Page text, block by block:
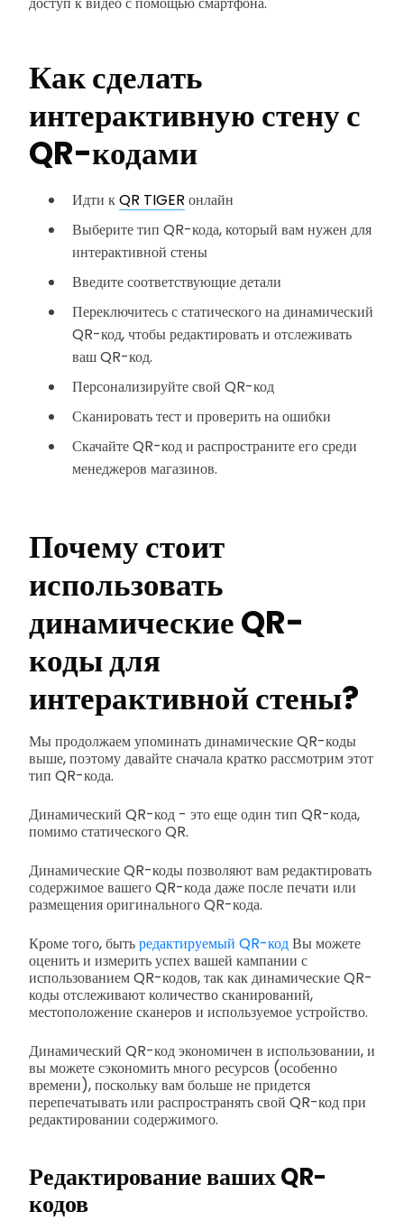
Как сделать
интерактивную стену с
QR-кодами
Идти кQR TIGER онлайн
Выберите тип QR-кода, который вам нужен для
интерактивной стены
Введите соответствующие детали
Переключитесь с статического на динамический
QR-код, чтобы редактировать и отслеживать
ваш QR-код.
Персонализируйте свой QR-код
Сканировать тест и проверить на ошибки
Скачайте QR-код и распространите его среди
менеджеров магазинов.
Почему стоит
использовать
динамические QR-
коды для
интерактивной стены?
Мы продолжаем упоминать динамические QR-коды
выше, поэтому давайте сначала кратко рассмотрим этот
тип QR-кода.
Динамический QR-код - это еще один тип QR-кода,
помимо статического QR.
Динамические QR-коды позволяют вам редактировать
содержимое вашего QR-кода даже после печати или
размещения оригинального QR-кода.
Кроме того, бытьредактируемый QR-кодВы можете
оценить и измерить успех вашей кампании с
использованием QR-кодов, так как динамические QR-
коды отслеживают количество сканирований,
местоположение сканеров и используемое устройство.
Динамический QR-код экономичен в использовании, и
вы можете сэкономить много ресурсов (особенно
времени), поскольку вам больше не придется
перепечатывать или распространять свой QR-код при
редактировании содержимого.
Редактирование ваших QR-
кодов